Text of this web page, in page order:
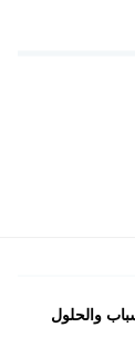
والحلول